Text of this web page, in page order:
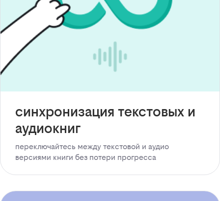
синхронизация текстовых и
аудиокниг
переключайтесь между текстовой и аудио
версиями книги без потери прогресса